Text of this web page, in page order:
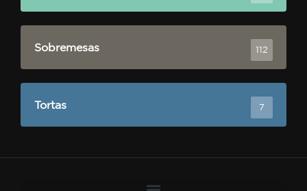
Sobremesas 112
Tortas 7